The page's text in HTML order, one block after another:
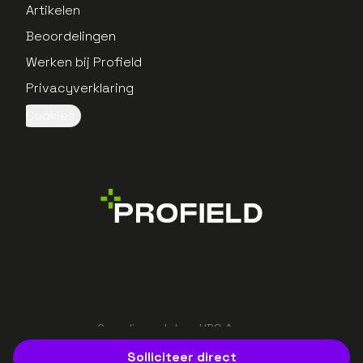
Solliciteer direct
Artikelen
Beoordelingen
Werken bij Profield
Privacyverklaring
Gerealiseerd door UBO Agency